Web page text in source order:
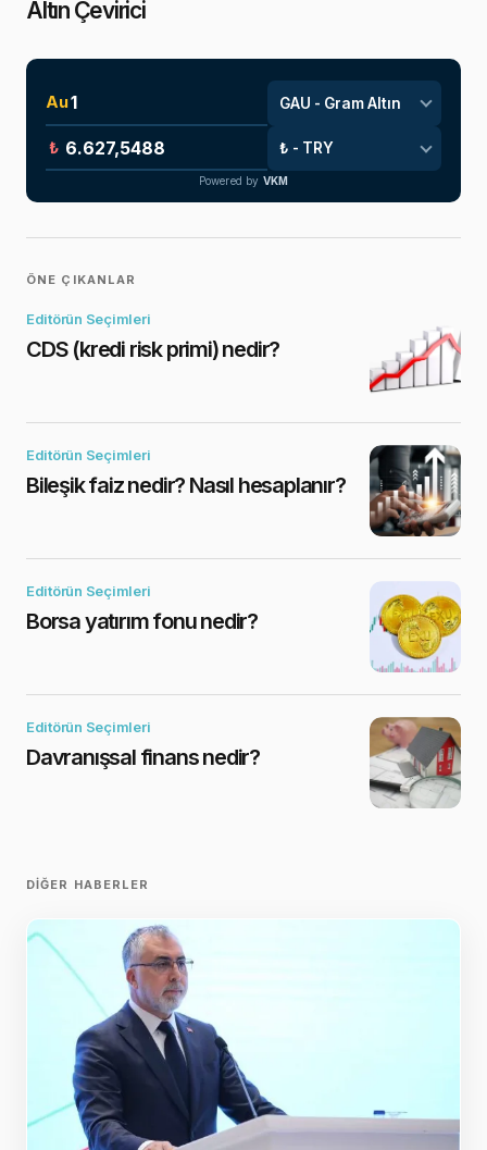
Altın Çevirici
Au
₺
Powered by VKM
ÖNE ÇIKANLAR
Editörün Seçimleri
CDS (kredi risk primi) nedir?
Editörün Seçimleri
Bileşik faiz nedir? Nasıl hesaplanır?
Editörün Seçimleri
Borsa yatırım fonu nedir?
Editörün Seçimleri
Davranışsal finans nedir?
DIĞER HABERLER